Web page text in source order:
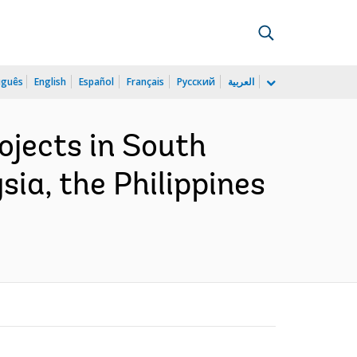
English Español Français Русский العربية
in South
the Philippines